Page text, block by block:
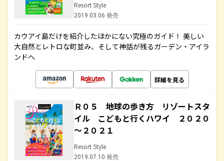
Resort Style
2019.03.06 発売
カウアイ島だけを紹介したほかにない究極のガイド！ 美しい
大自然とレトロな町並み、そして神話が残るガーデン・アイラ
ンドへ
詳細を見る
Ｒ０５ 地球の歩き方 リゾートスタ
イル こどもと行くハワイ ２０２０
～２０２１
Resort Style
2019.07.10 発売